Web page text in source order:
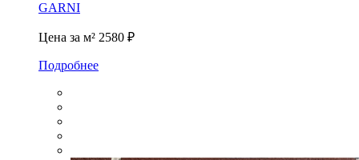
GARNI
Цена за м² 2580 ₽
Подробнее